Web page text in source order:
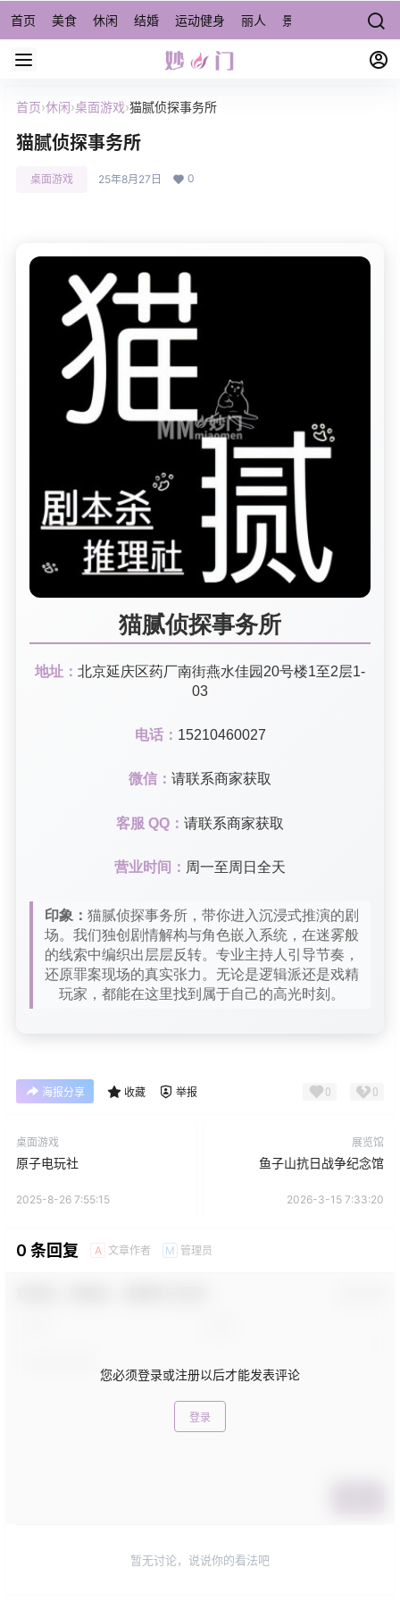
首页 美食 休闲 结婚 运动健身 丽人 景点/周边游 宠物
首页›休闲›桌面游戏›猫腻侦探事务所
猫腻侦探事务所
桌面游戏 25年8月27日 0
猫腻侦探事务所
地址： 北京延庆区药厂南街燕水佳园20号楼1至2层1-
03
电话： 15210460027
微信： 请联系商家获取
客服 QQ： 请联系商家获取
营业时间： 周一至周日全天
印象： 猫腻侦探事务所，带你进入沉浸式推演的剧
场。我们独创剧情解构与角色嵌入系统，在迷雾般
的线索中编织出层层反转。专业主持人引导节奏，
还原罪案现场的真实张力。无论是逻辑派还是戏精
玩家，都能在这里找到属于自己的高光时刻。
海报分享 收藏 举报 0 0
桌面游戏
原子电玩社
2025-8-26 7:55:15
展览馆
鱼子山抗日战争纪念馆
2026-3-15 7:33:20
0 条回复 A 文章作者 M 管理员
您必须登录或注册以后才能发表评论
登录
暂无讨论，说说你的看法吧